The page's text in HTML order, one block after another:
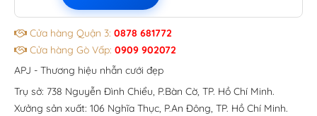
Cửa hàng Quận 3: 0878 681772
Cửa hàng Gò Vấp: 0909 902072
APJ - Thương hiệu nhẫn cưới đẹp
Trụ sở: 738 Nguyễn Đình Chiểu, P.Bàn Cờ, TP. Hồ Chí Minh.
Xưởng sản xuất: 106 Nghĩa Thục, P.An Đông, TP. Hồ Chí Minh.